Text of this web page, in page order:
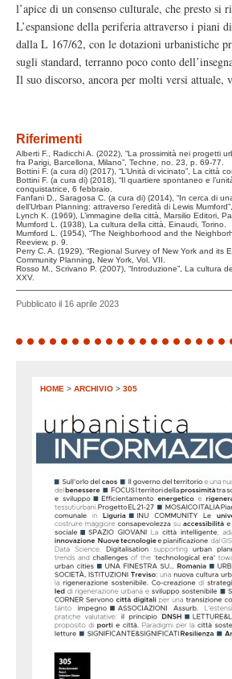
l’apice di un consenso culturale, che presto si
L’espansione della periferia attraverso i piani
dalla L 167/62, con le dotazioni urbanistiche
sugli standard, terranno poco conto
Il suo discorso, ancora per molti versi attuale,
Riferimenti
Alberti F., Radicchi A. (2022), “La prossimità nei progetti
fra Parigi, Barcellona, Milano”, Techne, no. 23, p. 69-77.
Bottini F. (a cura di) (2017), “L’Unità di vicinato”, La città
Bottini F. (a cura di) (2018), “Il quartiere spontaneo e
conquistatrice, 6 febbraio.
Fanfani D., Saragosa C. (a cura di) (2014), “In cerca di
dell’Urban Planning: attraverso l’eredità di Lewis
Lynch K. (1969), L’immagine della città, Marsilio Editori,
Mumford L. (1938), La cultura della città, Einaudi, Torino.
Mumford L. (1954), “The Neighborhood and the
Reeview, p. 9.
Perry C. A. (1929), “Regional Survey of New York and its
Community Planning, New York, Vol. VII.
Rosso M., Scrivano P. (2007), “Introduzione”, La cultura
XXV.
Pubblicato il 16 aprile 2023
HOME > ARCHIVIO > 305